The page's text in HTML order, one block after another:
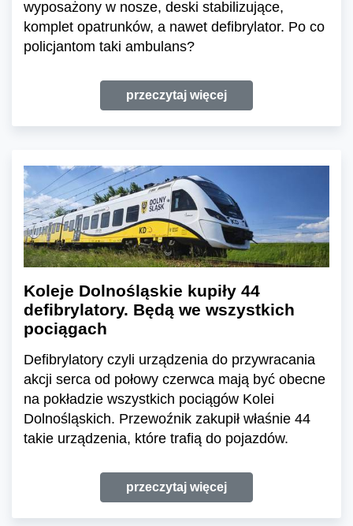
wyposażony w nosze, deski stabilizujące,
komplet opatrunków, a nawet defibrylator. Po co
policjantom taki ambulans?
przeczytaj więcej
Koleje Dolnośląskie kupiły 44
defibrylatory. Będą we wszystkich
pociągach
Defibrylatory czyli urządzenia do przywracania
akcji serca od połowy czerwca mają być obecne
na pokładzie wszystkich pociągów Kolei
Dolnośląskich. Przewoźnik zakupił właśnie 44
takie urządzenia, które trafią do pojazdów.
przeczytaj więcej